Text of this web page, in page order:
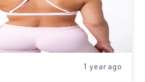
1 year ago